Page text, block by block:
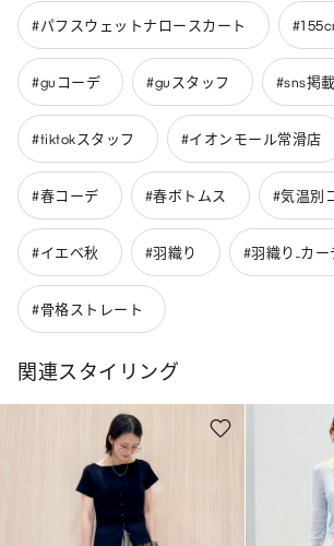
#パフスウェットナロースカート
#guコーデ #guスタッフ #sns掲
#tiktokスタッフ #イオンモール常滑店
#春コーデ #春ボトムス #気温別
#イエベ秋 #羽織り #羽織り_カ
#骨格ストレート
関連スタイリング